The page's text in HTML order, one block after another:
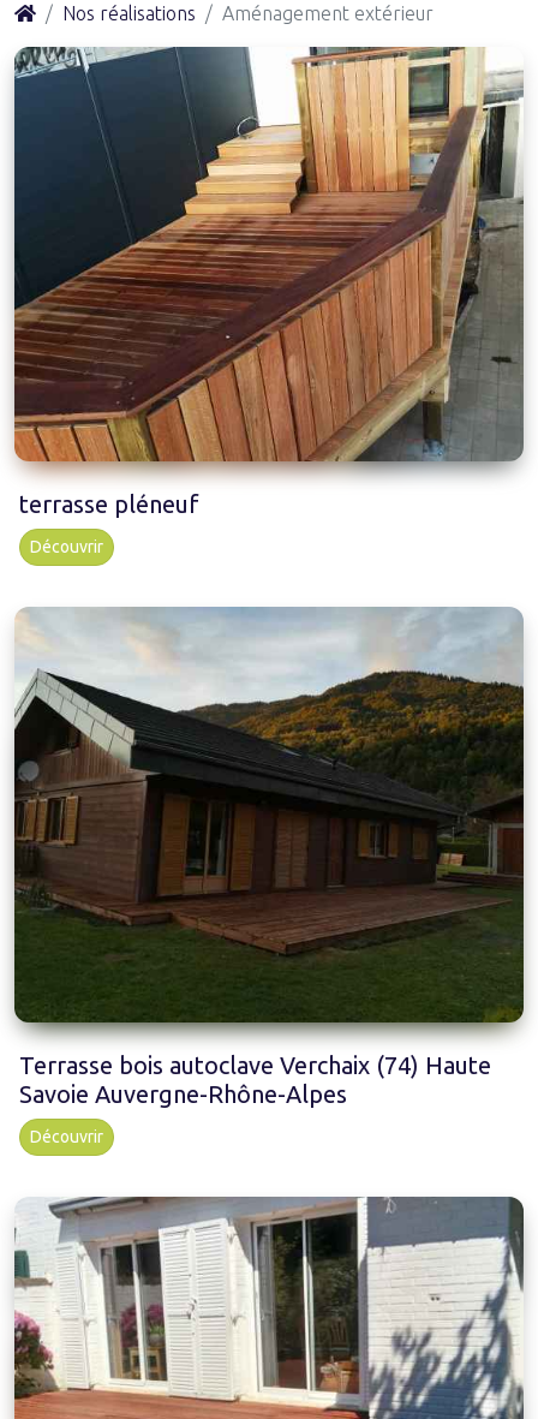
Nos réalisations Aménagement extérieur
terrasse pléneuf
Découvrir
Terrasse bois autoclave Verchaix (74) Haute
Savoie Auvergne-Rhône-Alpes
Découvrir